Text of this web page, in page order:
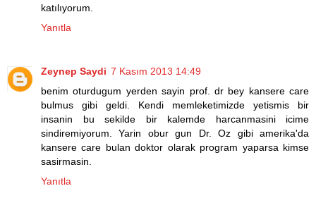
katılıyorum.
Yanıtla
Zeynep Saydi 7 Kasım 2013 14:49
benim oturdugum yerden sayin prof. dr bey kansere care
bulmus gibi geldi. Kendi memleketimizde yetismis bir
insanin bu sekilde bir kalemde harcanmasini icime
sindiremiyorum. Yarin obur gun Dr. Oz gibi amerika'da
kansere care bulan doktor olarak program yaparsa kimse
sasirmasin.
Yanıtla